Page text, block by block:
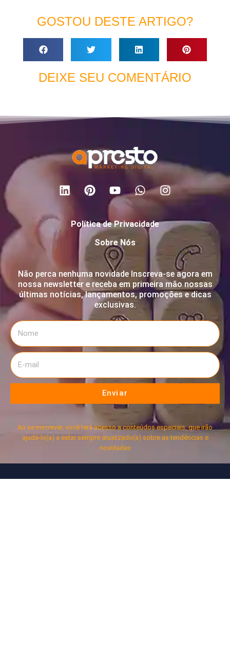
GOSTOU DESTE ARTIGO?
DEIXE SEU COMENTÁRIO
Política de Privacidade
Sobre Nós
Não perca nenhuma novidade Inscreva-se agora em
nossa newsletter e receba em primeira mão nossas
últimas notícias, lançamentos, promoções e dicas
exclusivas.
Enviar
Ao se inscrever, você terá acesso a conteúdos especiais, que irão
ajudá-lo(a) a estar sempre atualizado(a) sobre as tendências e
novidades